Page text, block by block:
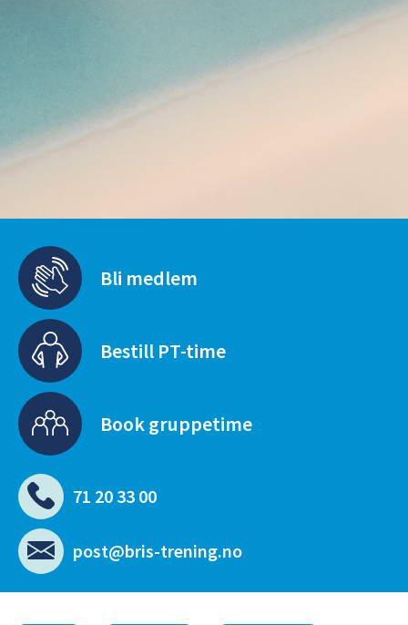
Bli medlem
Bestill PT-time
Book gruppetime
71 20 33 00
post@bris-trening.no